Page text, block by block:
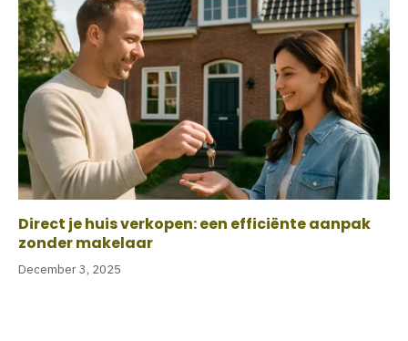
Direct je huis verkopen: een efficiënte aanpak
zonder makelaar
December 3, 2025